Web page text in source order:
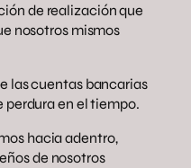
de realización que
nosotros mismos
las cuentas bancarias
perdura en el tiempo.
hacia adentro,
de nosotros